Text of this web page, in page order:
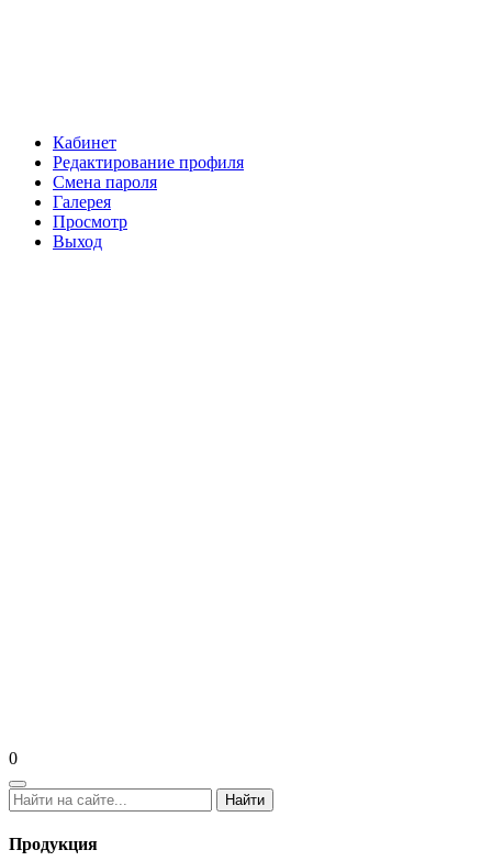
Кабинет
Редактирование профиля
Смена пароля
Галерея
Просмотр
Выход
0
Найти
Продукция